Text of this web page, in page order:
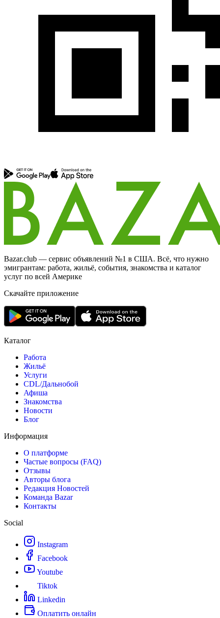
Bazar.club — сервис объявлений №1 в США. Всё, что нужно
эмигрантам: работа, жильё, события, знакомства и каталог
услуг по всей Америке
Скачайте приложение
Каталог
Работа
Жильё
Услуги
CDL/Дальнобой
Афиша
Знакомства
Новости
Блог
Информация
О платформе
Частые вопросы (FAQ)
Отзывы
Авторы блога
Редакция Новостей
Команда Bazar
Контакты
Social
Instagram
Facebook
Youtube
Tiktok
Linkedin
Оплатить онлайн